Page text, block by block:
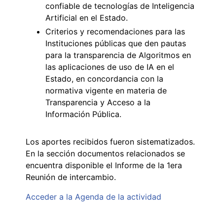
confiable de tecnologías de Inteligencia
Artificial en el Estado.
Criterios y recomendaciones para las
Instituciones públicas que den pautas
para la transparencia de Algoritmos en
las aplicaciones de uso de IA en el
Estado, en concordancia con la
normativa vigente en materia de
Transparencia y Acceso a la
Información Pública.
Los aportes recibidos fueron sistematizados.
En la sección documentos relacionados se
encuentra disponible el Informe de la 1era
Reunión de intercambio.
Acceder a la Agenda de la actividad